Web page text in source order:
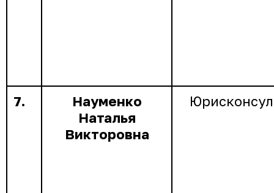
7.
Науменко
Наталья
Викторовна